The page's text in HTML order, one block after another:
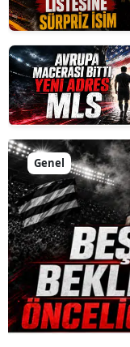
Genel